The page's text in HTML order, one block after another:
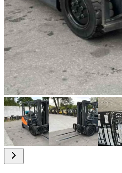
Item
1
of
10
Item